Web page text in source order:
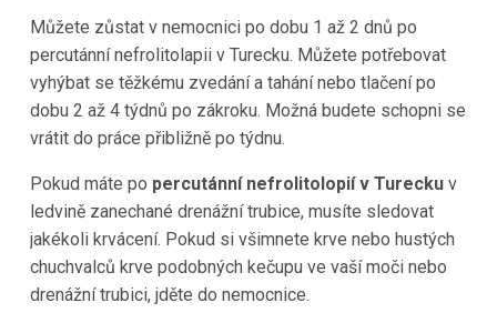
Můžete zůstat v nemocnici po dobu 1 až 2 dnů po
percutánní nefrolitolapii v Turecku. Můžete potřebovat
vyhýbat se těžkému zvedání a tahání nebo tlačení po
dobu 2 až 4 týdnů po zákroku. Možná budete schopni se
vrátit do práce přibližně po týdnu.
Pokud máte po percutánní nefrolitolopií v Tureckuv
ledvině zanechané drenážní trubice, musíte sledovat
jakékoli krvácení. Pokud si všimnete krve nebo hustých
chuchvalců krve podobných kečupu ve vaší moči nebo
drenážní trubici, jděte do nemocnice.